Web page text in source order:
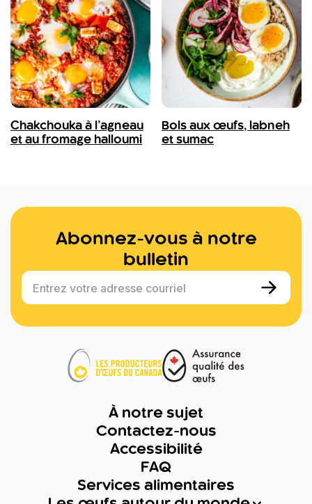
Chakchouka à l’agneau
et au fromage halloumi
Bols aux œufs, labneh
et sumac
Abonnez-vous à notre
bulletin
Entrez votre adresse courriel
À notre sujet
Contactez-nous
Accessibilité
FAQ
Services alimentaires